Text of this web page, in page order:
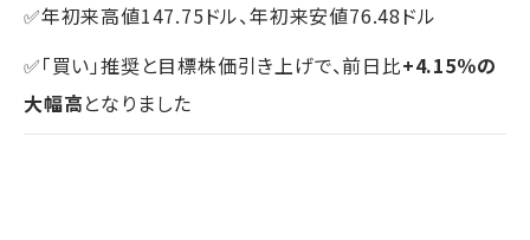
✅年初来高値147.75ドル、年初来安値76.48ドル
✅「買い」推奨と目標株価引き上げで、前日比+4.15％の
大幅高となりました